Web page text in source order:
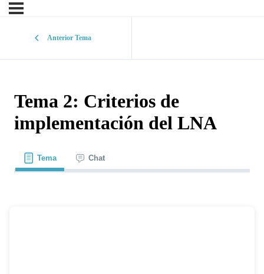
Anterior Tema
Tema 2: Criterios de
implementación del LNA
Tema Chat